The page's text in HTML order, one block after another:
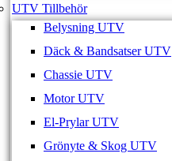
UTV Tillbehör
Belysning UTV
Däck & Bandsatser UTV
Chassie UTV
Motor UTV
El-Prylar UTV
Grönyte & Skog UTV